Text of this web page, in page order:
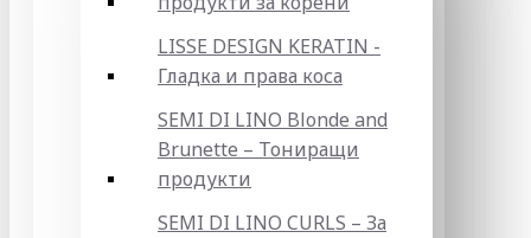
LISSE DESIGN KERATIN -
Гладка и права коса
SEMI DI LINO Blonde and
Brunette – Тониращи
продукти
SEMI DI LINO CURLS – За